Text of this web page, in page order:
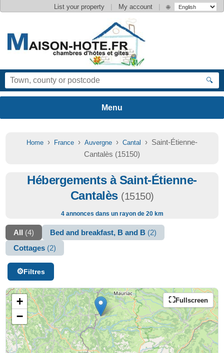
List your property | My account | 🌐
🔍
Home › France › Auvergne › Cantal
› Saint-Étienne-
Cantalès (15150)
Hébergements à Saint-Étienne-
Cantalès (15150)
4 annonces dans un rayon de 20 km
All (4) Bed and breakfast, B and B (2)
Cottages (2)
Filtres
Fullscreen
+
−